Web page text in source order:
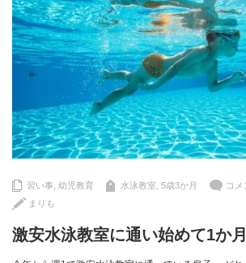
習い事 幼児教育 水泳教室 5歳3か月
コメ
まりも
激安水泳教室に通い始めて1か